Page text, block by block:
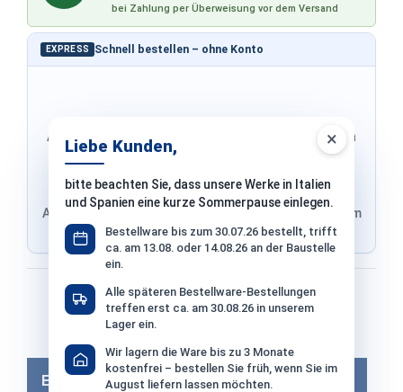
×
Liebe Kunden,
bitte beachten Sie, dass unsere Werke in Italien
und Spanien eine kurze Sommerpause einlegen.
Bestellware bis zum 30.07.26 bestellt, trifft
ca. am 13.08. oder 14.08.26 an der Baustelle
ein.
Alle späteren Bestellware-Bestellungen
treffen erst ca. am 30.08.26 in unserem
Lager ein.
Wir lagern die Ware bis zu 3 Monate
kostenfrei – bestellen Sie früh, wenn Sie im
August liefern lassen möchten.
EXPRESS Schnell bestellen – ohne Konto
Adresse & Versand werden von PayPal übernommen
Adresse von Klarna, Versand wird im finalen Schritt im
Shop ausgewählt
bei Zahlung per Überweisung vor dem Versand
Bezahlen mit
Bei Bezahlung per Vorkasse −2% Skonto
Eigenschaften